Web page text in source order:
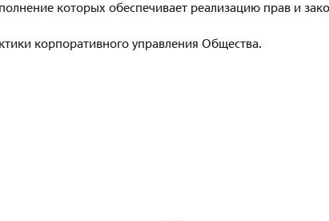
которых обеспечивает реализацию прав и
корпоративного управления Общества.